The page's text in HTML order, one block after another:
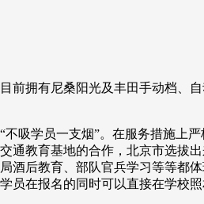
拥有尼桑阳光及丰田手动档、
吸学员一支烟”。在服务措施上
教育基地的合作，北京市选拔
后教育、部队官兵学习等等都
在报名的同时可以直接在学校